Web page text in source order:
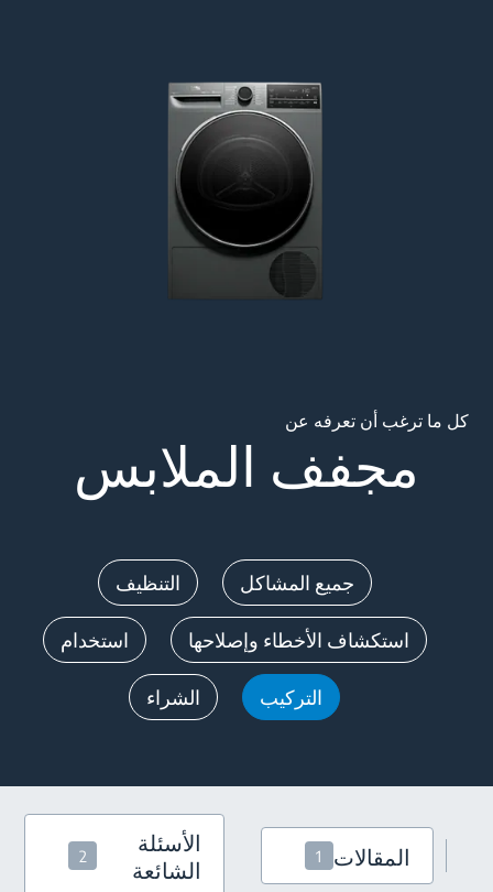
كل ما ترغب أن تعرفه عن
مجفف الملابس
جميع المشاكل التنظيف
استكشاف الأخطاء وإصلاحها استخدام
التركيب الشراء
المقالات 1
الأسئلة
الشائعة
2